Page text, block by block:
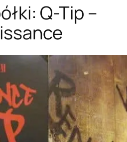
Q-Tip –